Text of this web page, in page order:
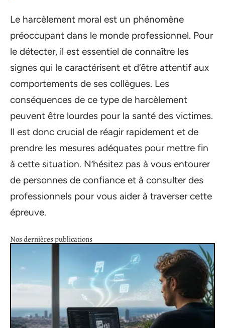
Le harcèlement moral est un phénomène
préoccupant dans le monde professionnel. Pour
le détecter, il est essentiel de connaître les
signes qui le caractérisent et d’être attentif aux
comportements de ses collègues. Les
conséquences de ce type de harcèlement
peuvent être lourdes pour la santé des victimes.
Il est donc crucial de réagir rapidement et de
prendre les mesures adéquates pour mettre fin
à cette situation. N’hésitez pas à vous entourer
de personnes de confiance et à consulter des
professionnels pour vous aider à traverser cette
épreuve.
Nos dernières publications